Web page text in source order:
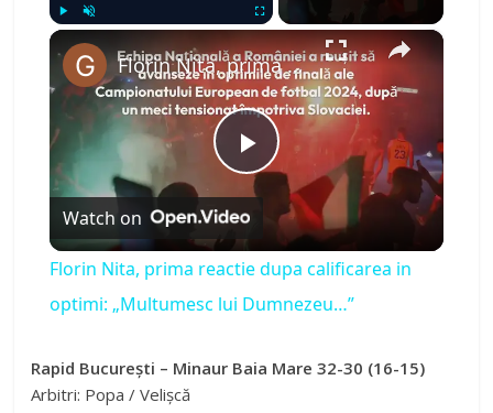
×
P
l
a
y
Florin Nita, prima reactie dupa calificarea in optimi: „Multumesc lui Dumnezeu…”
Watch on
Florin Nita, prima reactie dupa calificarea in
optimi: „Multumesc lui Dumnezeu…”
Rapid București – Minaur Baia Mare 32-30 (16-15)
Arbitri: Popa / Velișcă